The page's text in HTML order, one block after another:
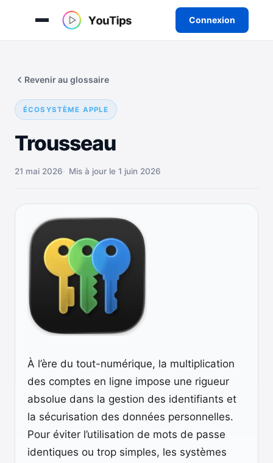
Connexion
contenu
ÉCOSYSTÈME APPLE
Trousseau
Revenir au glossaire
21 mai 2026 Mis à jour le 1 juin 2026
À l’ère du tout-numérique, la multiplication
des comptes en ligne impose une rigueur
absolue dans la gestion des identifiants et
la sécurisation des données personnelles.
Pour éviter l’utilisation de mots de passe
identiques ou trop simples, les systèmes